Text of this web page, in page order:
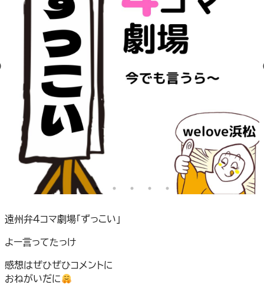
遠州弁４コマ劇場「ずっこい」
よー言ってたっけ
感想はぜひぜひコメントに
おねがいだに